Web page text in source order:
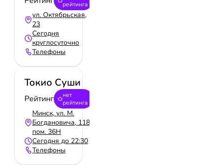
рейтинга
ул. Октябрьская,
23
Сегодня
круглосуточно
Телефоны
Токио Суши
Рейтинг
нет
рейтинга
Минск, ул. М.
Богдановича, 118,
пом. 36Н
Сегодня до 22:30
Телефоны